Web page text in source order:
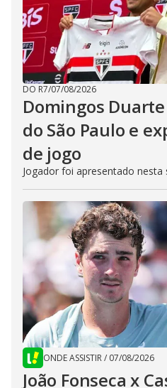
DO R7/07/08/2026
Domingos
do São Paulo e
de jogo
Jogador foi apresentado nesta
ONDE ASSISTIR/ 07/08/2026
João Fonseca x